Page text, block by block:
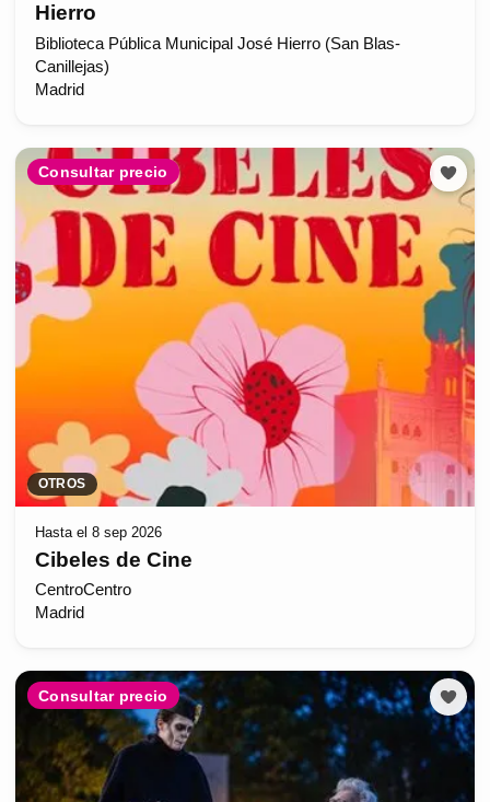
Hierro
Biblioteca Pública Municipal José Hierro (San Blas-
Canillejas)
Madrid
Consultar precio
OTROS
Hasta el 8 sep 2026
Cibeles de Cine
CentroCentro
Madrid
Consultar precio